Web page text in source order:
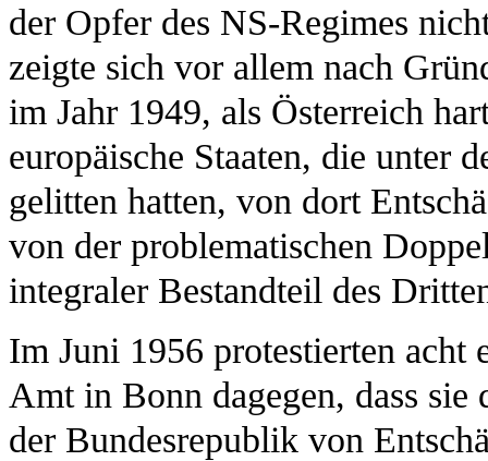
der Opfer des NS-Regimes
zeigte sich vor allem nach
im Jahr 1949, als Österreich
europäische Staaten, die unter
gelitten hatten, von dort
von der problematischen
integraler Bestandteil des
Im Juni 1956 protestierten acht
Amt in Bonn dagegen, dass sie
der Bundesrepublik von